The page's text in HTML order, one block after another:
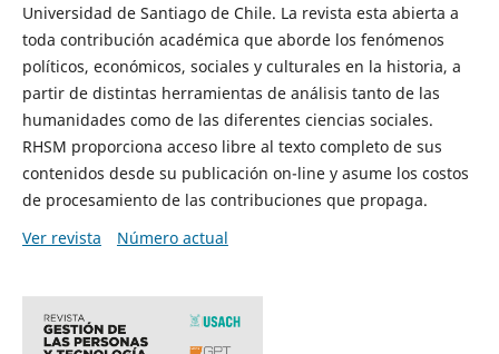
Universidad de Santiago de Chile. La revista esta abierta a
toda contribución académica que aborde los fenómenos
políticos, económicos, sociales y culturales en la historia, a
partir de distintas herramientas de análisis tanto de las
humanidades como de las diferentes ciencias sociales.
RHSM proporciona acceso libre al texto completo de sus
contenidos desde su publicación on-line y asume los costos
de procesamiento de las contribuciones que propaga.
Ver revista
Número actual